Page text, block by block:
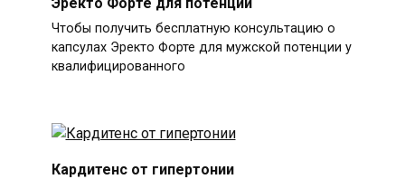
Чтобы получить бесплатную консультацию о
капсулах Эректо Форте для мужской потенции у
квалифицированного
Кардитенс от гипертонии